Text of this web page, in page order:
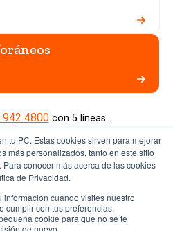
tu PC. Estas cookies sirven para mejorar
más personalizados, tanto en este sitio
conocer más acerca de las cookies
de Privacidad.
cuando visites nuestro
cumplir con tus preferencias,
cookie para que no se te
de nuevo.
942 4800con 5 líneas.
15.5 AP. 96 Cordemex. Mérida,
CP. 97308.
de EDX
institucional
privacidad